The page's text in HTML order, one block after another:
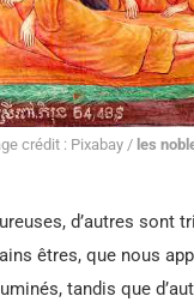
crédit : Pixabay / les
d’autres sont
êtres, que nous
tandis que